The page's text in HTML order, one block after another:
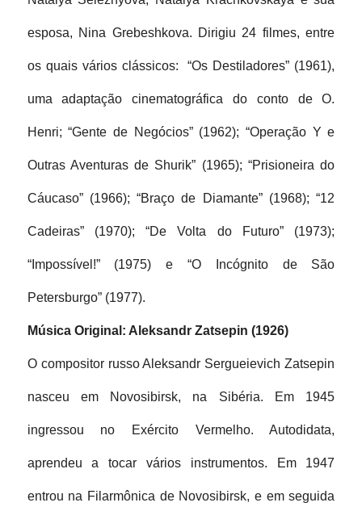
esposa, Nina Grebeshkova. Dirigiu 24 filmes, entre
os quais vários clássicos:  “Os Destiladores” (1961),
uma adaptação cinematográfica do conto de O.
Henri; “Gente de Negócios” (1962); “Operação Y e
Outras Aventuras de Shurik” (1965); “Prisioneira do
Cáucaso” (1966); “Braço de Diamante” (1968); “12
Cadeiras” (1970); “De Volta do Futuro” (1973);
“Impossível!” (1975) e “O Incógnito de São
Petersburgo” (1977).
Música Original: Aleksandr Zatsepin (1926)
O compositor russo Aleksandr Sergueievich Zatsepin
nasceu em Novosibirsk, na Sibéria. Em 1945
ingressou no Exército Vermelho. Autodidata,
aprendeu a tocar vários instrumentos. Em 1947
entrou na Filarmônica de Novosibirsk, e em seguida